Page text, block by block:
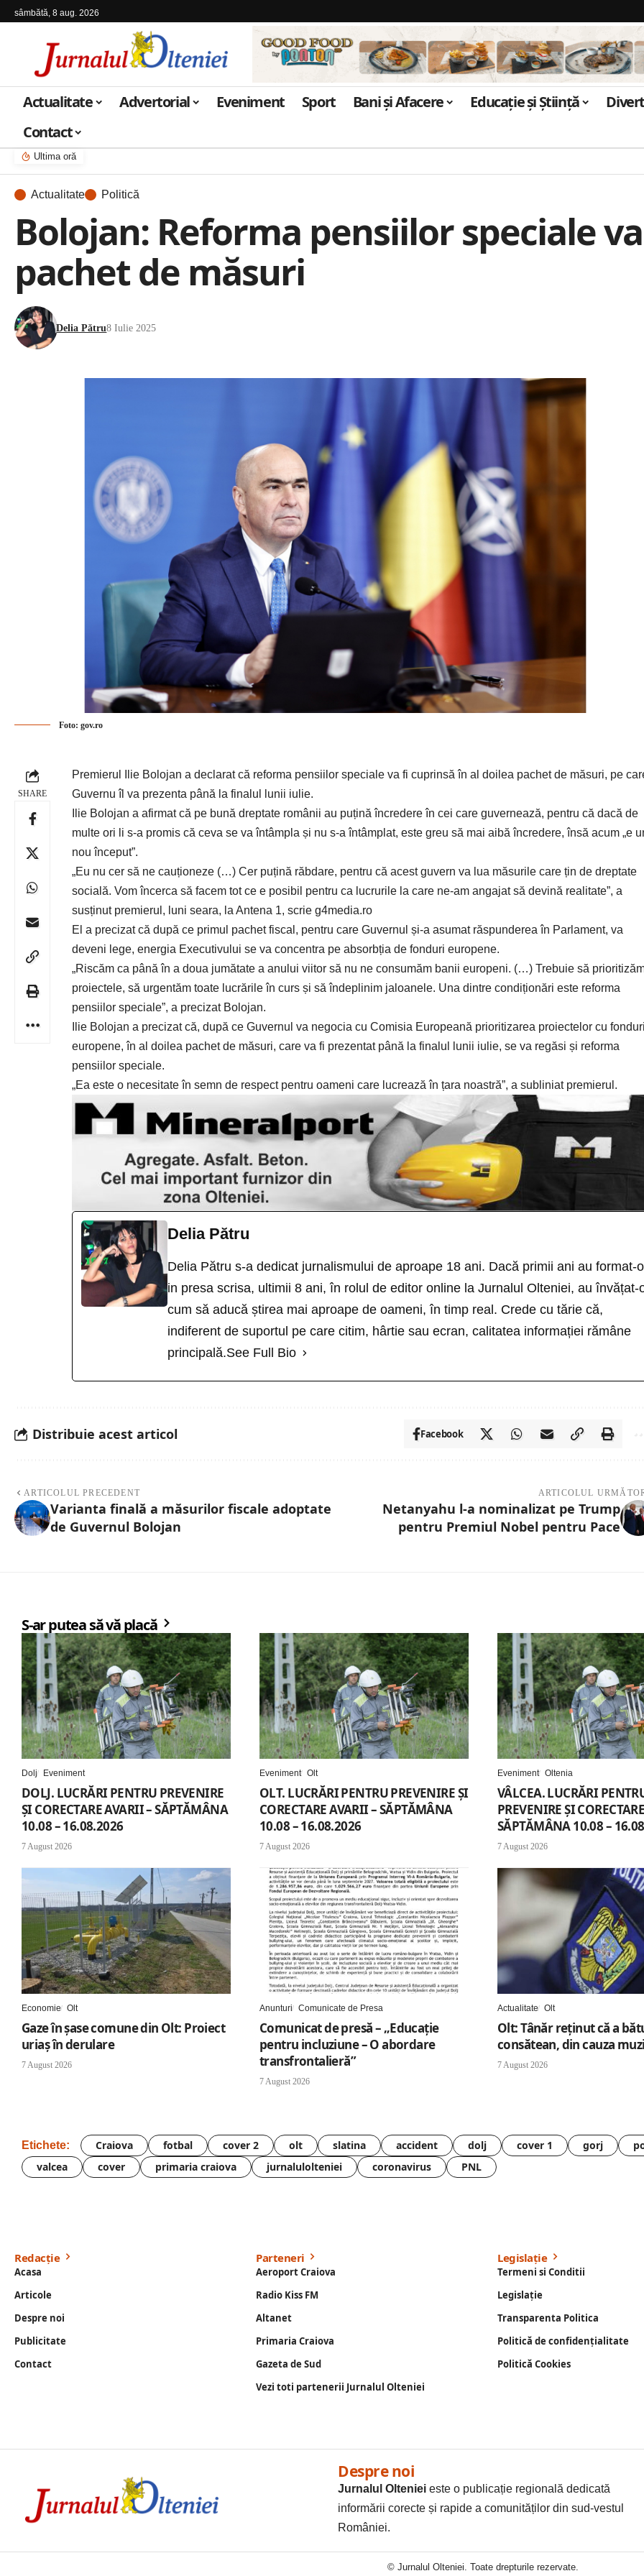
sâmbătă, 8 aug. 2026
Actualitate Advertorial Eveniment Sport Bani și Afacere Educație și Știință
Contact
Ultima oră
Actualitate Politică
Bolojan: Reforma pensiilor speciale
pachet de măsuri
Delia Pătru8 Iulie 2025
Foto: gov.ro
SHARE
Premierul Ilie Bolojan a declarat că reforma pensiilor speciale va fi cuprinsă în al doilea pachet de măsuri, pe
Guvernu îl va prezenta până la finalul lunii iulie.
Ilie Bolojan a afirmat că pe bună dreptate românii au puțină încredere în cei care guvernează, pentru că dacă de
multe ori li s-a promis că ceva se va întâmpla și nu s-a întâmplat, este greu să mai aibă încredere, însă acum „e
nou început”.
„Eu nu cer să ne cauționeze (…) Cer puțină răbdare, pentru că acest guvern va lua măsurile care țin de dreptate
socială. Vom încerca să facem tot ce e posibil pentru ca lucrurile la care ne-am angajat să devină realitate”, a
susținut premierul, luni seara, la Antena 1, scrie g4media.ro
El a precizat că după ce primul pachet fiscal, pentru care Guvernul și-a asumat răspunderea în Parlament, va
deveni lege, energia Executivului se va concentra pe absorbția de fonduri europene.
„Riscăm ca până în a doua jumătate a anului viitor să nu ne consumăm banii europeni. (…) Trebuie să
proiectele, să urgentăm toate lucrările în curs și să îndeplinim jaloanele. Una dintre condiționări este reforma
pensiilor speciale”, a precizat Bolojan.
Ilie Bolojan a precizat că, după ce Guvernul va negocia cu Comisia Europeană prioritizarea proiectelor cu
europene, în al doilea pachet de măsuri, care va fi prezentat până la finalul lunii iulie, se va regăsi și reforma
pensiilor speciale.
„Ea este o necesitate în semn de respect pentru oameni care lucrează în țara noastră”, a subliniat premierul.
Delia Pătru
Delia Pătru s-a dedicat jurnalismului de aproape 18 ani. Dacă primii ani au format-o
in presa scrisa, ultimii 8 ani, în rolul de editor online la Jurnalul Olteniei, au învățat-
cum să aducă știrea mai aproape de oameni, în timp real. Crede cu tărie că,
indiferent de suportul pe care citim, hârtie sau ecran, calitatea informației rămâne
principală.See Full Bio
Distribuie acest articol Facebook
ARTICOLUL PRECEDENT
Varianta finală a măsurilor fiscale adoptate
de Guvernul Bolojan
ARTICOLUL
Netanyahu l-a nominalizat pe Trump
pentru Premiul Nobel pentru Pace
S-ar putea să vă placă
Dolj Eveniment
DOLJ. LUCRĂRI PENTRU PREVENIRE
ȘI CORECTARE AVARII – SĂPTĂMÂNA
10.08 – 16.08.2026
7 August 2026
Eveniment Olt
OLT. LUCRĂRI PENTRU PREVENIRE ȘI
CORECTARE AVARII – SĂPTĂMÂNA
10.08 – 16.08.2026
7 August 2026
Eveniment Oltenia
VÂLCEA. LUCRĂRI
PREVENIRE ȘI
SĂPTĂMÂNA 10.08 –
7 August 2026
Economie Olt
Gaze în șase comune din Olt: Proiect
uriaș în derulare
7 August 2026
Anunturi Comunicate de Presa
Comunicat de presă – „Educație
pentru incluziune – O abordare
transfrontalieră”
7 August 2026
Actualitate Olt
Olt: Tânăr reţinut că a
consătean, din cauza
7 August 2026
Etichete: Craiova fotbal cover 2 olt slatina accident dolj cover 1 gorj
valcea
cover primaria craiova jurnalulolteniei coronavirus PNL
Redacție
Acasa
Articole
Despre noi
Publicitate
Contact
Parteneri
Aeroport Craiova
Radio Kiss FM
Altanet
Primaria Craiova
Gazeta de Sud
Vezi toti partenerii Jurnalul Olteniei
Legislație
Termeni si Conditii
Legislație
Transparenta Politica
Politică de confidențialitate
Politică Cookies
Despre noi
Jurnalul Olteniei este o publicație regională dedicată
informării corecte și rapide a comunităților din sud-vestul
României.
© Jurnalul Olteniei. Toate drepturile rezervate.